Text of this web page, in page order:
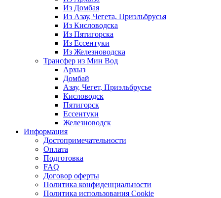
Из Домбая
Из Азау, Чегета, Приэльбрусья
Из Кисловодска
Из Пятигорска
Из Ессентуки
Из Железноводска
Трансфер из Мин Вод
Архыз
Домбай
Азау, Чегет, Приэльбрусье
Кисловодск
Пятигорск
Ессентуки
Железноводск
Информация
Достопримечательности
Оплата
Подготовка
FAQ
Договор оферты
Политика конфиденциальности
Политика использования Cookie